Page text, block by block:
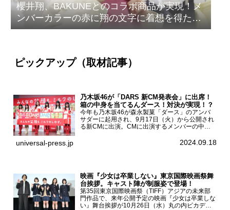
櫻井翔、BAKUNEとのコラボ商品が実現！メ
ンバーカラーの赤に翔の文字に着想を得たデ
ザイン
ピックアップ（取材記事）
乃木坂46が「DARS 新CM発表会」に出席！
箱の中身を当てるんダース！対決が実現！？
今年も乃木坂46が森永製菓「ダース」のアンバ
サダーに起用され、9月17日（火）から公開され
る新CMに出演。CMに出演するメンバーの中か
一ノ瀬美空、菅原咲月が都内にて開催された
universal-press.jp 2024.09.18
映画『少女は卒業しない』東京国際映画祭舞
台挨拶。キャスト陣が制服姿で登場！
第35回東京国際映画祭（TIFF）アジアの未来部
門作品で、来年公開予定の映画『少女は卒業しな
い』舞台挨拶が10月26日（水）丸の内ピカデリ